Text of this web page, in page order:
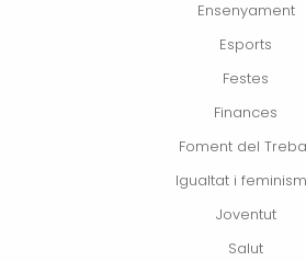
Ensenyament
Esports
Festes
Finances
Foment del
Igualtat i
Joventut
Salut